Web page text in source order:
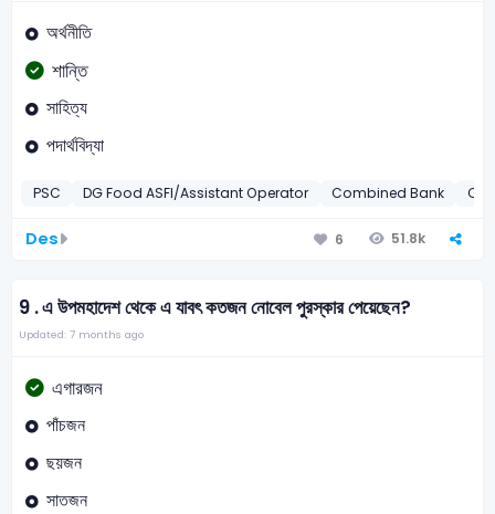
অর্থনীতি
শান্তি
সাহিত্য
পদার্থবিদ্যা
PSC DG Food ASFI/Assistant Operator Combined Bank
Des 6 51.8k
9 .এ উপমহাদেশ থেকে এ যাবৎ কতজন নোবেল পুরস্কার পেয়েছেন?
Updated: 7 months ago
এগারজন
পাঁচজন
ছয়জন
সাতজন